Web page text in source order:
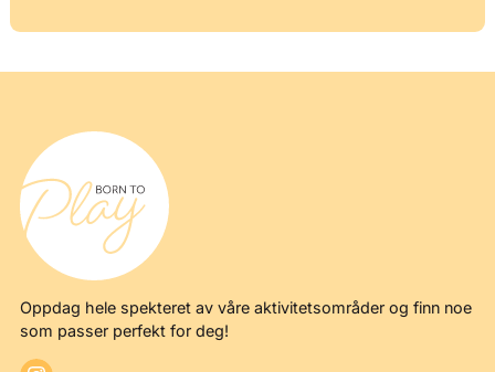
Oppdag hele spekteret av våre aktivitetsområder og finn noe
som passer perfekt for deg!